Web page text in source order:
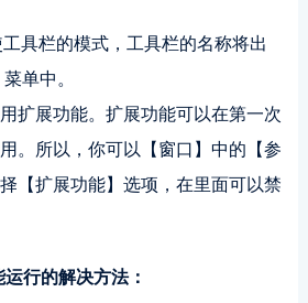
具栏的模式，工具栏的名称将出
单中。
扩展功能。扩展功能可以在第一次
。所以，你可以【窗口】中的【参
【扩展功能】选项，在里面可以禁
行的解决方法：